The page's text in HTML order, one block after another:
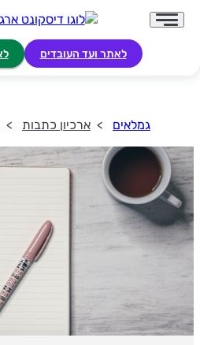
לאתר ועד העובדים
גמלאים ארכיון כתבות